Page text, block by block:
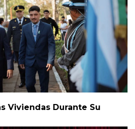
Viviendas Durante Su